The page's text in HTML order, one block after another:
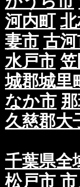
河内町
妻市 古
水戸市
城郡城里
なか市
久慈郡大
千葉県全
松戸市